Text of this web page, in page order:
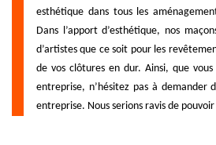
esthétique dans tous les
Dans l’apport d’esthétique, nos
d’artistes que ce soit pour les
de vos clôtures en dur. Ainsi, que
entreprise, n’hésitez pas à demander
entreprise. Nous serions ravis de